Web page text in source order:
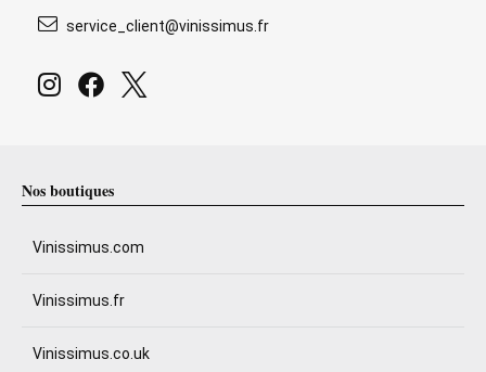
service_client@vinissimus.fr
Nos boutiques
Vinissimus.com
Vinissimus.fr
Vinissimus.co.uk